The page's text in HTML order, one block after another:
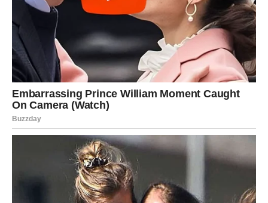
To samopouzdanje otvoriće vrata mnogim uspjesima.
SLUŠAJTE SVOJU INTUICIJU
Naredni dani donose znakove koje ne biste trebali
ignorisati.
Neke ideje koje vam iznenada padnu na pamet.
Neki ljudi koji se neočekivano pojavljuju.
Neke prilike koje dolaze iz pravca koji niste planirali.